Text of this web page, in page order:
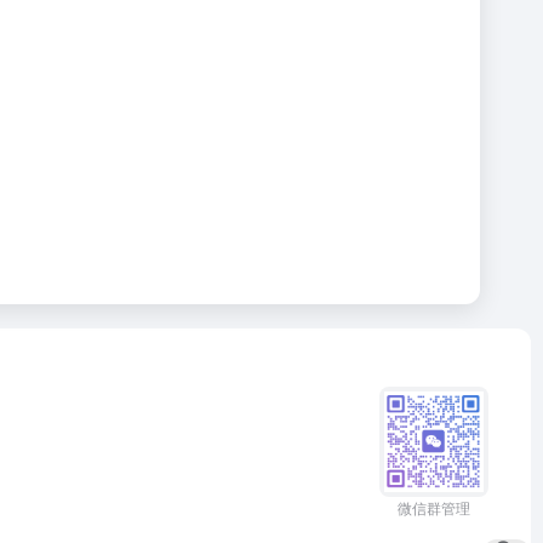
微信群管理